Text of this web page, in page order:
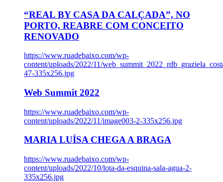
“REAL BY CASA DA CALÇADA”, NO
PORTO, REABRE COM CONCEITO
RENOVADO
https://www.ruadebaixo.com/wp-
content/uploads/2022/11/
47-335x256.jpg
Web Summit 2022
https://www.ruadebaixo.com/wp-
content/uploads/2022/11/image003-2-335x256.jpg
MARIA LUÍSA CHEGA A BRAGA
https://www.ruadebaixo.com/wp-
content/uploads/2022/10/lota-da-esquina-sala-agua-2-
335x256.jpg